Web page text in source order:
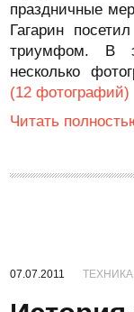
праздничные
Гагарин
триумфом. В
несколько
(12 фотографий)
Читать
07.07.2011 ТЕХНИКА